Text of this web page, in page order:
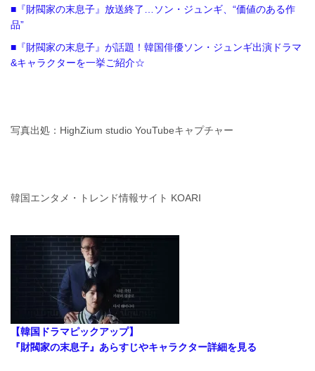
■『財閥家の末息子』放送終了…ソン・ジュンギ、“価値のある作
品”
■『財閥家の末息子』が話題！韓国俳優ソン・ジュンギ出演ドラマ
&キャラクターを一挙ご紹介☆
写真出処：HighZium studio YouTubeキャプチャー
韓国エンタメ・トレンド情報サイト KOARI
【韓国ドラマピックアップ】
『財閥家の末息子』あらすじやキャラクター詳細を見る